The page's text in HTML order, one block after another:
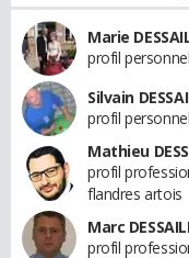
Marie
profil
Silvain
profil
Mathieu
profil
flandres artois
Marc
profil